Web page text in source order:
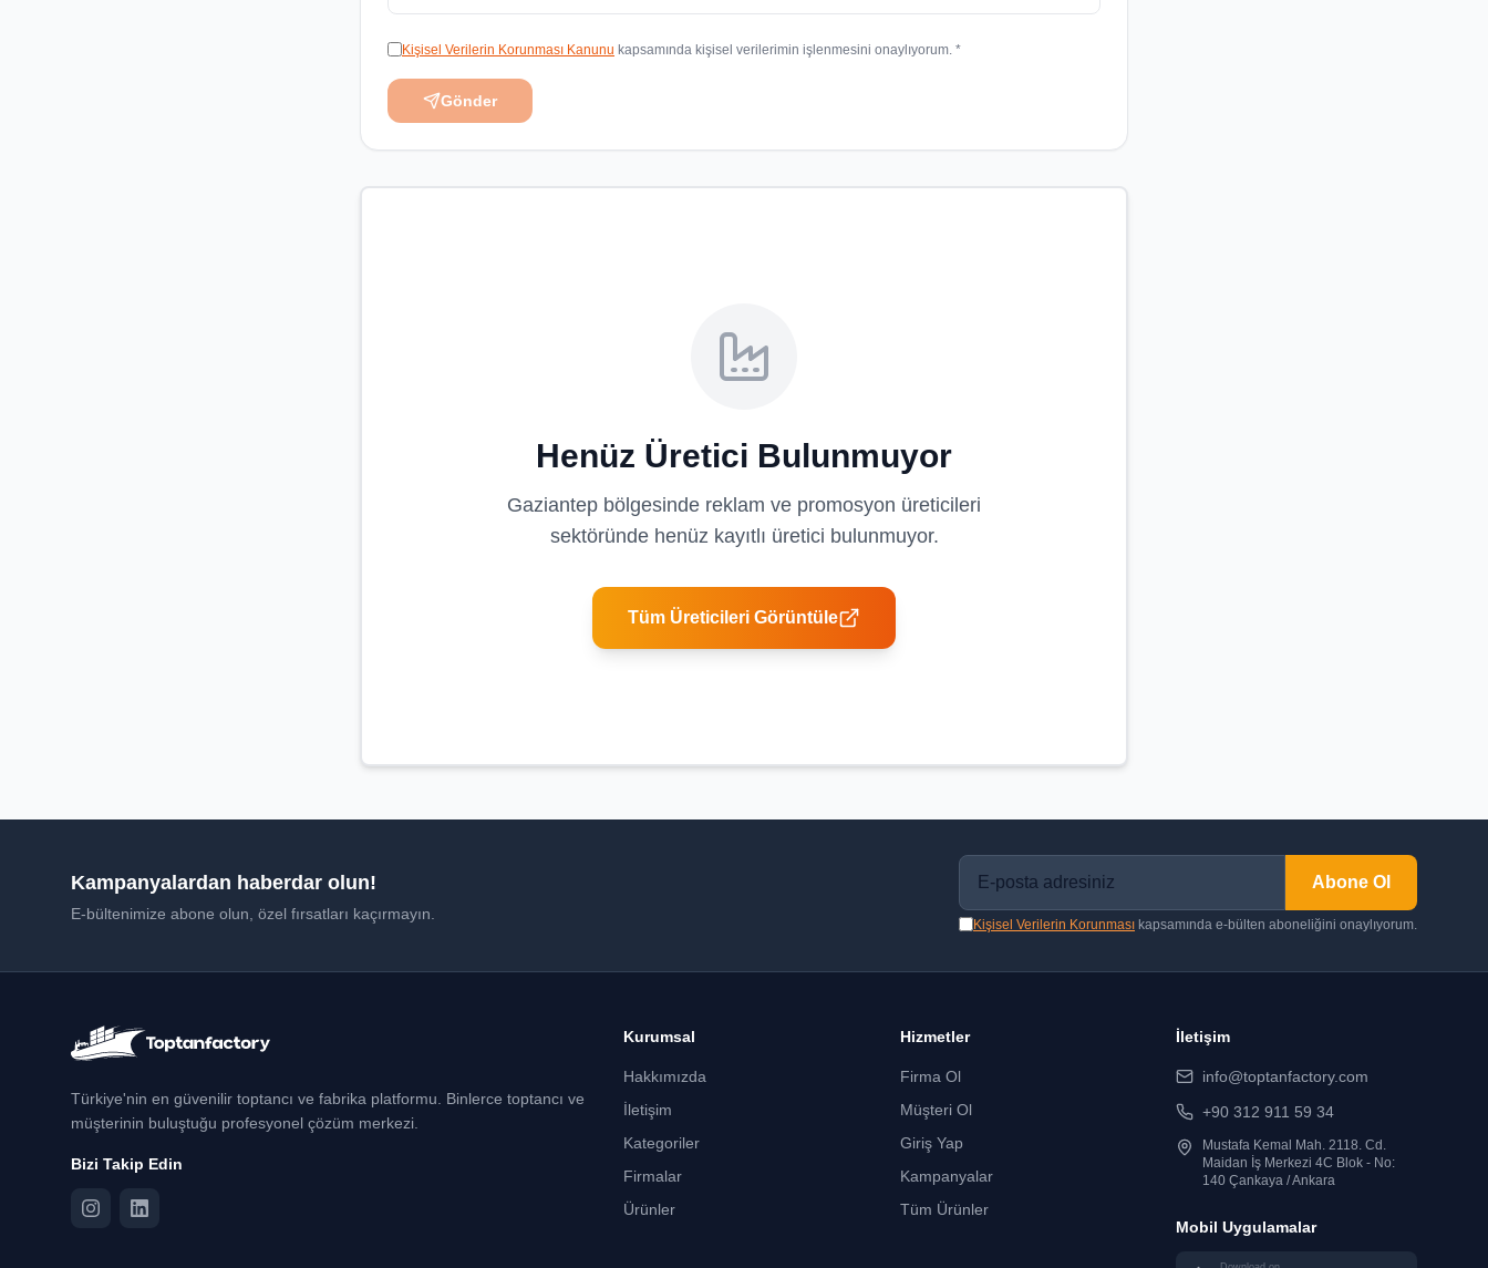
Kişisel Verilerin Korunması Kanunu kapsamında kişisel verilerimin işlenmesini onaylıyorum. *
Gönder
Henüz Üretici Bulunmuyor
Gaziantep bölgesinde reklam ve promosyon üreticileri
sektöründe henüz kayıtlı üretici bulunmuyor.
Tüm Üreticileri Görüntüle
Kampanyalardan haberdar olun!
E-bültenimize abone olun, özel fırsatları kaçırmayın.
Abone Ol
Kişisel Verilerin Korunması kapsamında e-bülten aboneliğini onaylıyorum.
Türkiye'nin en güvenilir toptancı ve fabrika platformu. Binlerce toptancı ve
müşterinin buluştuğu profesyonel çözüm merkezi.
Bizi Takip Edin
Kurumsal
Hakkımızda
İletişim
Kategoriler
Firmalar
Ürünler
Hizmetler
Firma Ol
Müşteri Ol
Giriş Yap
Kampanyalar
Tüm Ürünler
İletişim
info@toptanfactory.com
+90 312 911 59 34
Mustafa Kemal Mah. 2118. Cd.
Maidan İş Merkezi 4C Blok - No:
140 Çankaya / Ankara
Mobil Uygulamalar